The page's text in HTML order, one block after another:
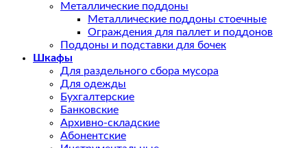
Металлические поддоны
Металлические поддоны стоечные
Ограждения для паллет и поддонов
Поддоны и подставки для бочек
Шкафы
Для раздельного сбора мусора
Для одежды
Бухгалтерские
Банковские
Архивно-складские
Абонентские